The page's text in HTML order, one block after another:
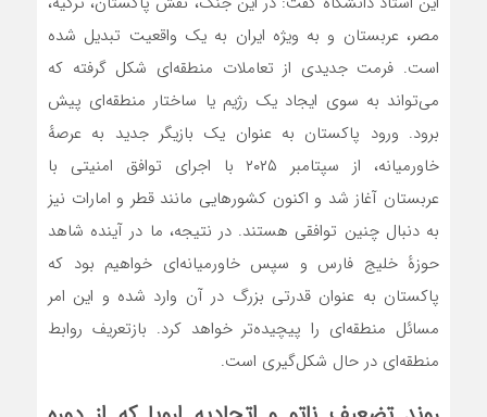
مصر، عربستان و به ویژه ایران به یک واقعیت تبدیل شده
است. فرمت جدیدی از تعاملات منطقه‌ای شکل گرفته که
می‌تواند به سوی ایجاد یک رژیم یا ساختار منطقه‌ای پیش
برود. ورود پاکستان به عنوان یک بازیگر جدید به عرصهٔ
خاورمیانه، از سپتامبر ۲۰۲۵ با اجرای توافق امنیتی با
عربستان آغاز شد و اکنون کشورهایی مانند قطر و امارات نیز
به دنبال چنین توافقی هستند. در نتیجه، ما در آینده شاهد
حوزهٔ خلیج فارس و سپس خاورمیانه‌ای خواهیم بود که
پاکستان به عنوان قدرتی بزرگ در آن وارد شده و این امر
مسائل منطقه‌ای را پیچیده‌تر خواهد کرد. بازتعریف روابط
منطقه‌ای در حال شکل‌گیری است.